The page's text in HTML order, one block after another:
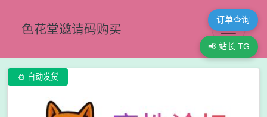
色花堂邀请码购买
订单查询
📢 站长 TG
 自动发货